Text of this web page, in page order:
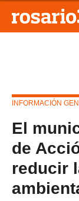
INFORMACIÓN
El
de
reducir